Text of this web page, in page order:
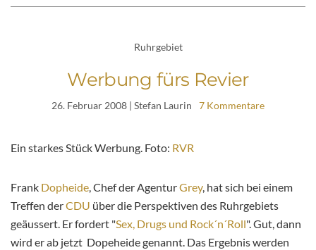
Ruhrgebiet
Werbung fürs Revier
26. Februar 2008 | Stefan Laurin 7 Kommentare
Ein starkes Stück Werbung. Foto: RVR
Frank Dopheide, Chef der AgenturGrey, hat sich bei einem
Treffen derCDU über die Perspektiven des Ruhrgebiets
geäussert. Er fordert "Sex, Drugs und Rock´n´Roll". Gut, dann
wird er ab jetzt Dopeheide genannt. Das Ergebnis werden